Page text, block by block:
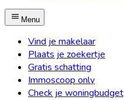
Menu
Vind je makelaar
Plaats je zoekertje
Gratis schatting
Immoscoop only
Check je woningbudget